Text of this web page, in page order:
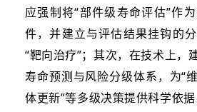
应强制将“部件级寿命评估”作
件，并建立与评估结果挂钩的
“靶向治疗”；其次，在技术上，
寿命预测与风险分级体系，为“
体更新”等多级决策提供科学依据